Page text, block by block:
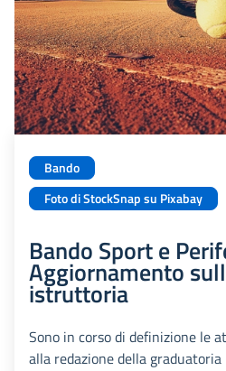
Bando
Foto di StockSnap su Pixabay
Bando Sport e
Aggiornamento
istruttoria
Sono in corso di definizione le
alla redazione della